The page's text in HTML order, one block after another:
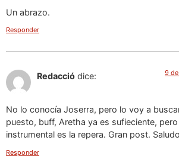
Un abrazo.
Responder
Redacció dice: 9
No lo conocía Joserra, pero lo voy a
puesto, buff, Aretha ya es sufieciente,
instrumental es la repera. Gran post.
Responder